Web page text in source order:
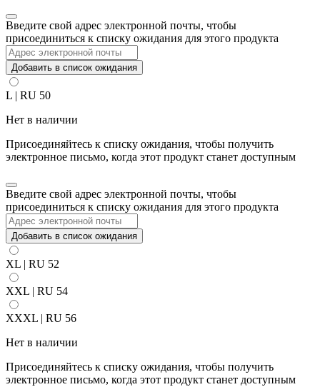
Закрыть
уведомление
Введите свой адрес электронной почты, чтобы
присоединиться к списку ожидания для этого продукта
Добавить в список ожидания
L | RU 50
Нет в наличии
Присоединяйтесь к списку ожидания, чтобы получить
электронное письмо, когда этот продукт станет доступным
Закрыть
уведомление
Введите свой адрес электронной почты, чтобы
присоединиться к списку ожидания для этого продукта
Добавить в список ожидания
XL | RU 52
XXL | RU 54
XXXL | RU 56
Нет в наличии
Присоединяйтесь к списку ожидания, чтобы получить
электронное письмо, когда этот продукт станет доступным